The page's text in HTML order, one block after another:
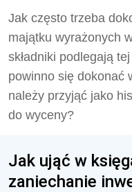
Jak często trzeba
majątku wyrażonych
składniki podlegają
powinno się dokonać
należy przyjąć jako
do wyceny?
Jak ująć w
zaniechanie